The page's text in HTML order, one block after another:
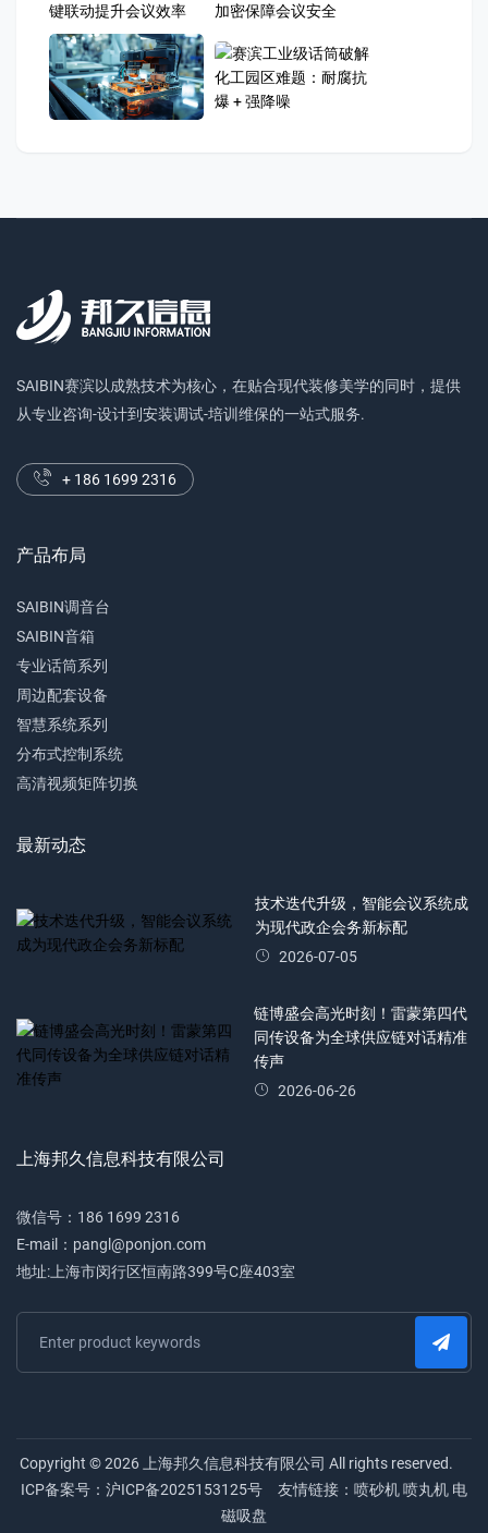
SAIBIN赛滨以成熟技术为核心，在贴合现代装修美学的同时，提供
从专业咨询-设计到安装调试-培训维保的一站式服务.
+ 186 1699 2316
产品布局
SAIBIN调音台
SAIBIN音箱
专业话筒系列
周边配套设备
智慧系统系列
分布式控制系统
高清视频矩阵切换
最新动态
技术迭代升级，智能会议系统成
为现代政企会务新标配
2026-07-05
链博盛会高光时刻！雷蒙第四代
同传设备为全球供应链对话精准
传声
2026-06-26
上海邦久信息科技有限公司
微信号：186 1699 2316
E-mail：pangl@ponjon.com
地址:上海市闵行区恒南路399号C座403室
Copyright © 2026 上海邦久信息科技有限公司 All rights reserved.
ICP备案号： 沪ICP备2025153125号 友情链接： 喷砂机喷丸机 电
磁吸盘